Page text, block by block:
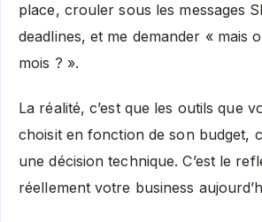
place, crouler sous les messages
deadlines, et me demander « mais
mois ? ».
La réalité, c’est que les outils que
choisit en fonction de son budget,
une décision technique. C’est le
réellement votre business